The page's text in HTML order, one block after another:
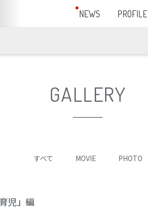
NEWS PROFILE
GALLERY
すべて MOVIE PHOTO
児」編